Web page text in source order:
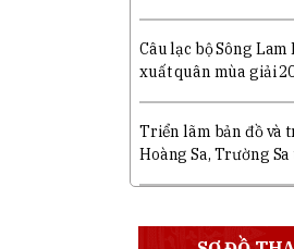
Câu lạc bộ Sông
xuất quân mùa giải
Triển lãm bản đồ và
Hoàng Sa, Trường